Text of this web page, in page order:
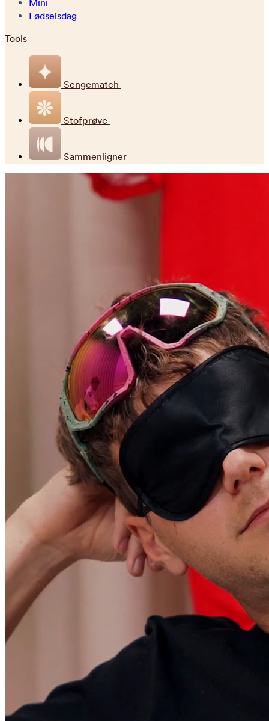
Mini
Fødselsdag
Tools
Sengematch
Stofprøve
Sammenligner